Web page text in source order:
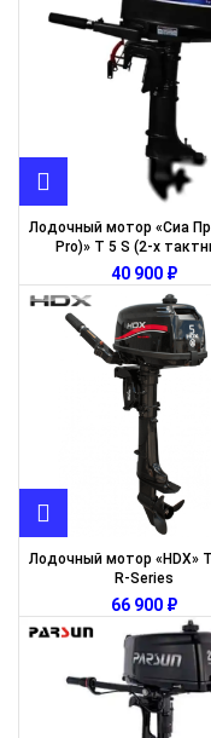
Лодочный мотор «Сиа
Pro)» T 5 S (2-х
₽
Лодочный мотор «HDX»
R-Series
₽